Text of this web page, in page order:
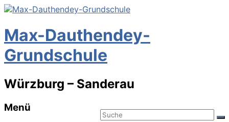
Max-Dauthendey-
Grundschule
Würzburg – Sanderau
Menü